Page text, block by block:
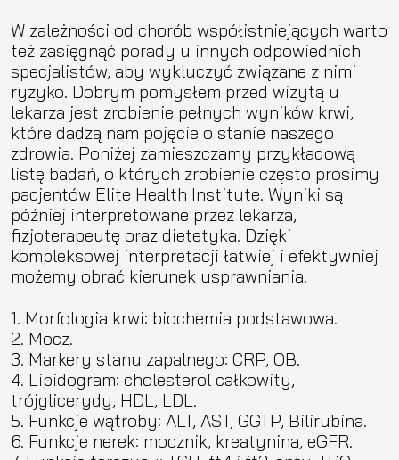
W zależności od chorób współistniejących warto
też zasięgnąć porady u innych odpowiednich
specjalistów, aby wykluczyć związane z nimi
ryzyko. Dobrym pomysłem przed wizytą u
lekarza jest zrobienie pełnych wyników krwi,
które dadzą nam pojęcie o stanie naszego
zdrowia. Poniżej zamieszczamy przykładową
listę badań, o których zrobienie często prosimy
pacjentów Elite Health Institute. Wyniki są
później interpretowane przez lekarza,
fizjoterapeutę oraz dietetyka. Dzięki
kompleksowej interpretacji łatwiej i efektywniej
możemy obrać kierunek usprawniania.
Morfologia krwi: biochemia podstawowa.
Mocz.
Markery stanu zapalnego: CRP, OB.
Lipidogram: cholesterol całkowity,
trójglicerydy, HDL, LDL.
Funkcje wątroby: ALT, AST, GGTP, Bilirubina.
Funkcje nerek: mocznik, kreatynina, eGFR.